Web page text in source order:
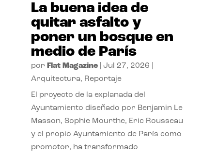
La buena idea de
quitar asfalto y
poner un bosque en
medio de París
por Flat Magazine| Jul 27, 2026
Arquitectura, Reportaje
El proyecto de la explanada del
Ayuntamiento diseñado por Benjamin Le
Masson, Sophie Mourthe, Eric Rousseau
y el propio Ayuntamiento de París como
promotor, ha transformado